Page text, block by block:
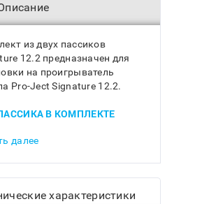
из двух пассиков
12.2 предназначен для
на проигрыватель
Pro-Ject Signature 12.2.
В КОМПЛЕКТЕ
три пассика. Один
диаметра. Пассики
далее
характеристики